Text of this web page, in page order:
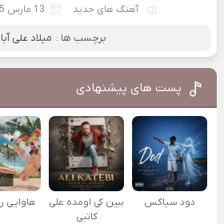
آهنگ های جدید 13 مارس 2025
برچسب ها : میلاد علی
پست های پیشنهادی
دود سیاکس
ببین کی اومده علی
کاتبی
هاوایی